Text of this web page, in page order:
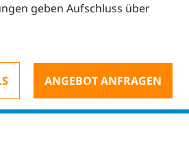
geben Aufschluss über
ANGEBOT ANFRAGEN